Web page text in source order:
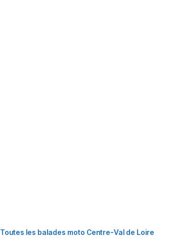
Toutes les balades moto Centre-Val de Loire